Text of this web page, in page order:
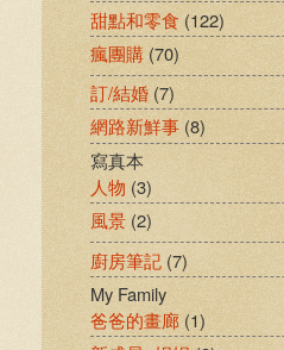
甜點和零食 (122)
瘋團購 (70)
訂/結婚 (7)
網路新鮮事 (8)
寫真本
人物 (3)
風景 (2)
廚房筆記 (7)
My Family
爸爸的畫廊 (1)